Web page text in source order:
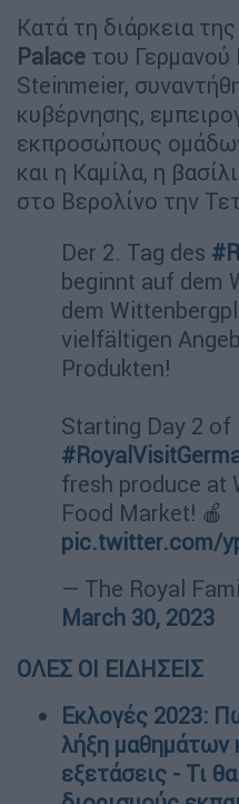
Κατά τη διάρκεια
Palace του
Steinmeier,
κυβέρνησης,
εκπροσώπους
και η Καμίλα, η
στο Βερολίνο την
Der 2. Tag des
beginnt auf dem
dem
vielfältigen
Produkten!
Starting Day 2 of
fresh produce at
Food Market! 🍎
pic.twitter.com/
— The Royal
March 30, 2023
ΟΛΕΣ ΟΙ ΕΙΔΗΣΕΙΣ
Εκλογές 2023:
λήξη μαθημάτων
εξετάσεις - Τι